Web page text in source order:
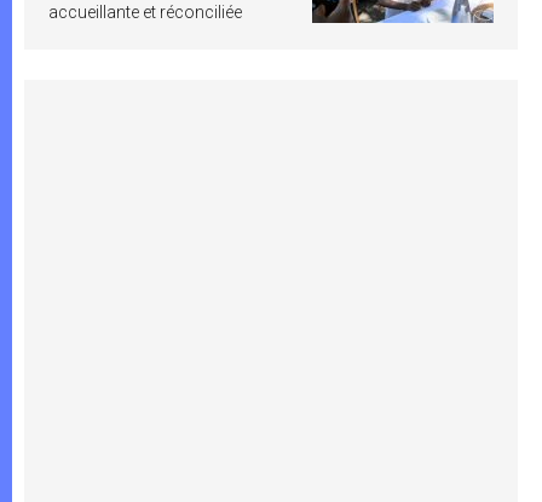
accueillante et réconciliée